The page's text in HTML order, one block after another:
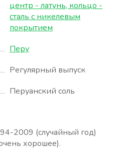
центр - латунь, кольцо -
сталь с никелевым
покрытием
Перу
Регулярный выпуск
Перуанский соль
2009 (случайный год)
хорошее).